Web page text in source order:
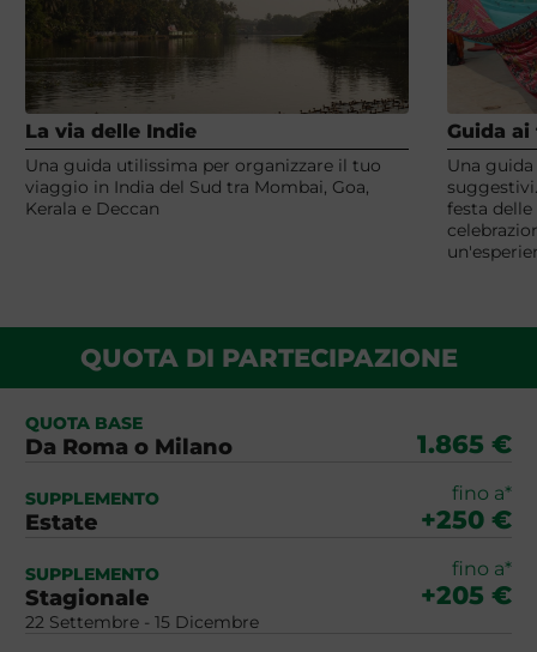
La via delle Indie
Una guida utilissima per organizzare il tuo
viaggio in India del Sud tra Mombai, Goa,
Kerala e Deccan
Guida
Una
festa
QUOTA DI PARTECIPAZIONE
QUOTA BASE
Da Roma o Milano 1.865 €
SUPPLEMENTO
Estate
fino a*
+250 €
SUPPLEMENTO
Stagionale
22 Settembre - 15 Dicembre
fino a*
+205 €